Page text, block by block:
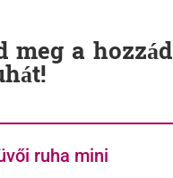
meg a hozzád
ruha mini